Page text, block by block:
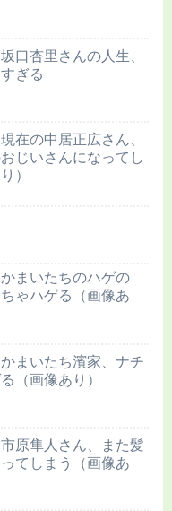
口杏里さんの人生、
ぎる
在の中居正広さん、
じいさんになってし
）
かまいたちのハゲの
ゃハゲる（画像あ
かまいたち濱家、ナチ
（画像あり）
市原隼人さん、また髪
てしまう（画像あ